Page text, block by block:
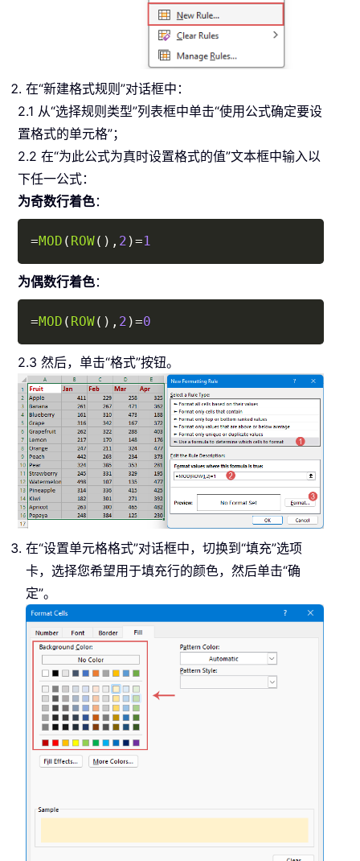
在“新建格式规则”对话框中：
2.1 从“选择规则类型”列表框中单击“使用公式确定要设
置格式的单元格”；
2.2 在“为此公式为真时设置格式的值”文本框中输入以
下任一公式：
为奇数行着色：
=MOD ( ROW( ) , 2 )=1
为偶数行着色：
=MOD ( ROW( ) , 2 )=0
2.3 然后，单击“格式”按钮。
在“设置单元格格式”对话框中，切换到“填充”选项
卡，选择您希望用于填充行的颜色，然后单击“确
定”。